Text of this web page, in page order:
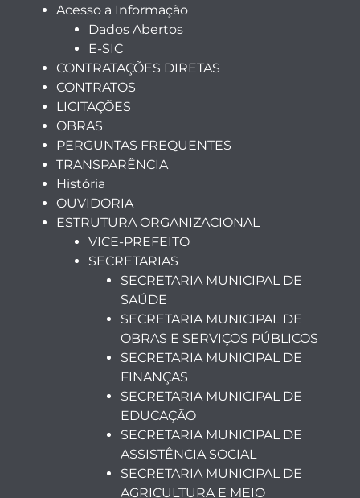
Acesso a Informação
Dados Abertos
E-SIC
CONTRATAÇÕES DIRETAS
CONTRATOS
LICITAÇÕES
OBRAS
PERGUNTAS FREQUENTES
TRANSPARÊNCIA
História
OUVIDORIA
ESTRUTURA ORGANIZACIONAL
VICE-PREFEITO
SECRETARIAS
SECRETARIA MUNICIPAL DE
SAÚDE
SECRETARIA MUNICIPAL DE
OBRAS E SERVIÇOS PÚBLICOS
SECRETARIA MUNICIPAL DE
FINANÇAS
SECRETARIA MUNICIPAL DE
EDUCAÇÃO
SECRETARIA MUNICIPAL DE
ASSISTÊNCIA SOCIAL
SECRETARIA MUNICIPAL DE
AGRICULTURA E MEIO